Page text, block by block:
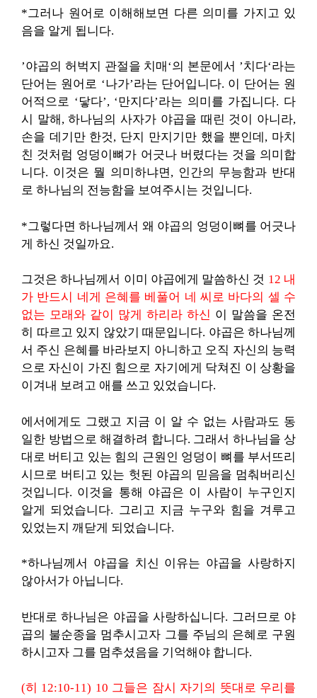
*그러나 원어로 이해해보면 다른 의미를 가지고 있
음을 알게 됩니다.
’야곱의 허벅지 관절을 치매‘의 본문에서 ’치다‘라는
단어는 원어로 ‘나가’라는 단어입니다. 이 단어는 원
어적으로 ‘닿다’, ‘만지다’라는 의미를 가집니다. 다
시 말해, 하나님의 사자가 야곱을 때린 것이 아니라,
손을 데기만 한것, 단지 만지기만 했을 뿐인데, 마치
친 것처럼 엉덩이뼈가 어긋나 버렸다는 것을 의미합
니다. 이것은 뭘 의미하냐면, 인간의 무능함과 반대
로 하나님의 전능함을 보여주시는 것입니다.
*그렇다면 하나님께서 왜 야곱의 엉덩이뼈를 어긋나
게 하신 것일까요.
그것은 하나님께서 이미 야곱에게 말씀하신 것 12 내
가 반드시 네게 은혜를 베풀어 네 씨로 바다의 셀 수
없는 모래와 같이 많게 하리라 하신 이 말씀을 온전
히 따르고 있지 않았기 때문입니다. 야곱은 하나님께
서 주신 은혜를 바라보지 아니하고 오직 자신의 능력
으로 자신이 가진 힘으로 자기에게 닥쳐진 이 상황을
이겨내 보려고 애를 쓰고 있었습니다.
에서에게도 그랬고 지금 이 알 수 없는 사람과도 동
일한 방법으로 해결하려 합니다. 그래서 하나님을 상
대로 버티고 있는 힘의 근원인 엉덩이 뼈를 부서뜨리
시므로 버티고 있는 헛된 야곱의 믿음을 멈춰버리신
것입니다. 이것을 통해 야곱은 이 사람이 누구인지
알게 되었습니다. 그리고 지금 누구와 힘을 겨루고
있었는지 깨닫게 되었습니다.
*하나님께서 야곱을 치신 이유는 야곱을 사랑하지
않아서가 아닙니다.
반대로 하나님은 야곱을 사랑하십니다. 그러므로 야
곱의 불순종을 멈추시고자 그를 주님의 은혜로 구원
하시고자 그를 멈추셨음을 기억해야 합니다.
(히 12:10-11) 10 그들은 잠시 자기의 뜻대로 우리를